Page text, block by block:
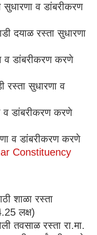
व डांबरीकरण
दयाळ रस्ता सुधारणा
व डांबरीकरण करणे
रस्ता सुधारणा व
व डांबरीकरण करणे
व डांबरीकरण करणे
Constituency
शाळा रस्ता
लक्ष)
तवसाळ रस्ता रा.मा.